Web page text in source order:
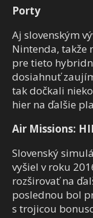
Porty
Aj slovenským
Nintenda,
pre tieto
dosiahnuť
tak dočkali
hier na ďalšie
Air Missions:
Slovenský
vyšiel v roku
rozširovať na
poslednou bol
s trojicou